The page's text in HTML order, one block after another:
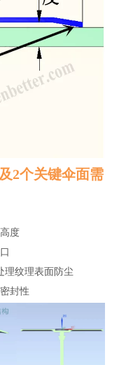
2个关键伞面需
度
理纹理表面防尘
封性